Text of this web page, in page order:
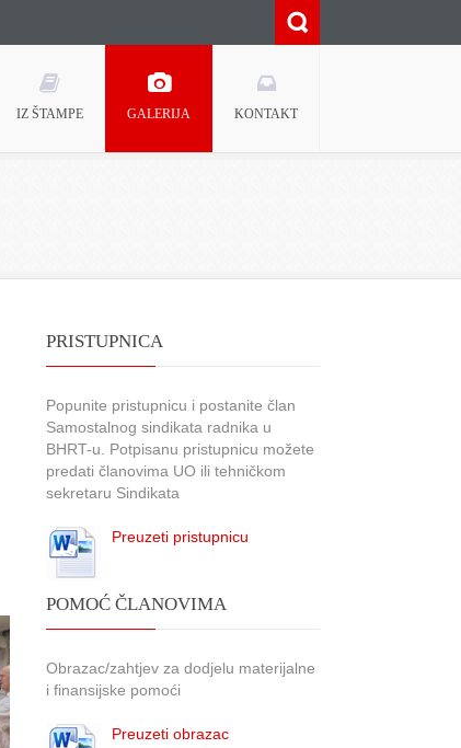
IZ ŠTAMPE GALERIJA KONTAKT
PRISTUPNICA
Popunite pristupnicu i postanite član
Samostalnog sindikata radnika u
BHRT-u. Potpisanu pristupnicu možete
predati članovima UO ili tehničkom
sekretaru Sindikata
Preuzeti pristupnicu
POMOĆ ČLANOVIMA
Obrazac/zahtjev za dodjelu materijalne
i finansijske pomoći
Preuzeti obrazac